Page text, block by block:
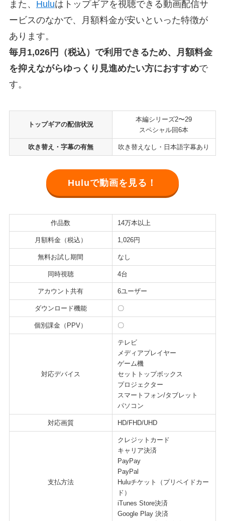
また、 Huluはトップギアを視聴できる動画配信サ
ービスのなかで、月額料金が安いといった特徴が
あります。
毎月1,026円（税込）で利用できるため、月額料金
を抑えながらゆっくり見進めたい方におすすめで
す。
トップギアの配信状況
本編シリーズ2〜29
スペシャル回6本
吹き替え・字幕の有無 吹き替えなし・日本語字幕あり
Huluで動画を見る！
作品数 14万本以上
月額料金（税込） 1,026円
無料お試し期間 なし
同時視聴 4台
アカウント共有 6ユーザー
ダウンロード機能 〇
個別課金（PPV） 〇
対応デバイス
テレビ
メディアプレイヤー
ゲーム機
セットトップボックス
プロジェクター
スマートフォン/タブレット
パソコン
対応画質 HD/FHD/UHD
支払方法
クレジットカード
キャリア決済
PayPay
PayPal
Huluチケット（プリペイドカー
ド）
iTunes Store決済
Google Play 決済